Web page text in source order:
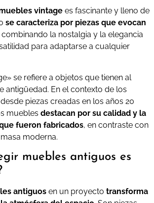
vintage es fascinante y lleno de
se caracteriza por piezas que evocan
combinando la nostalgia y la elegancia
para adaptarse a cualquier
se refiere a objetos que tienen al
antigüedad. En el contexto de los
piezas creadas en los años 20
muebles destacan por su calidad y la
fueron fabricados, en contraste con
moderna.
muebles antiguos es
antiguos en un proyecto transforma